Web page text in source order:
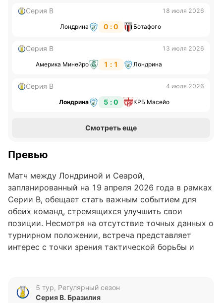
Серия B 18 июля 2026
Лондрина 0 : 0 Ботафого
Серия B 13 июля 2026
Америка Минейро 1 : 1 Лондрина
Серия B 4 июля 2026
Лондрина 5 : 0 КРБ Масейо
Смотреть еще
Превью
Матч между Лондриной и Сеарой,
запланированный на 19 апреля 2026 года в рамках
Серии B, обещает стать важным событием для
обеих команд, стремящихся улучшить свои
позиции. Несмотря на отсутствие точных данных о
турнирном положении, встреча представляет
интерес с точки зрения тактической борьбы и
Анализ формы команд
5 тур, Регулярный сезон
Серия B. Бразилия